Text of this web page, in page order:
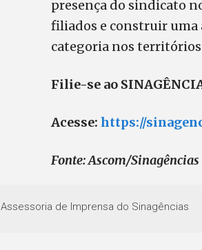
presença do sindicato
filiados e construir uma
categoria nos
Filie-se ao
Acesse: https://
Fonte: Ascom/Sinagências
Assessoria de Imprensa do Sinagências